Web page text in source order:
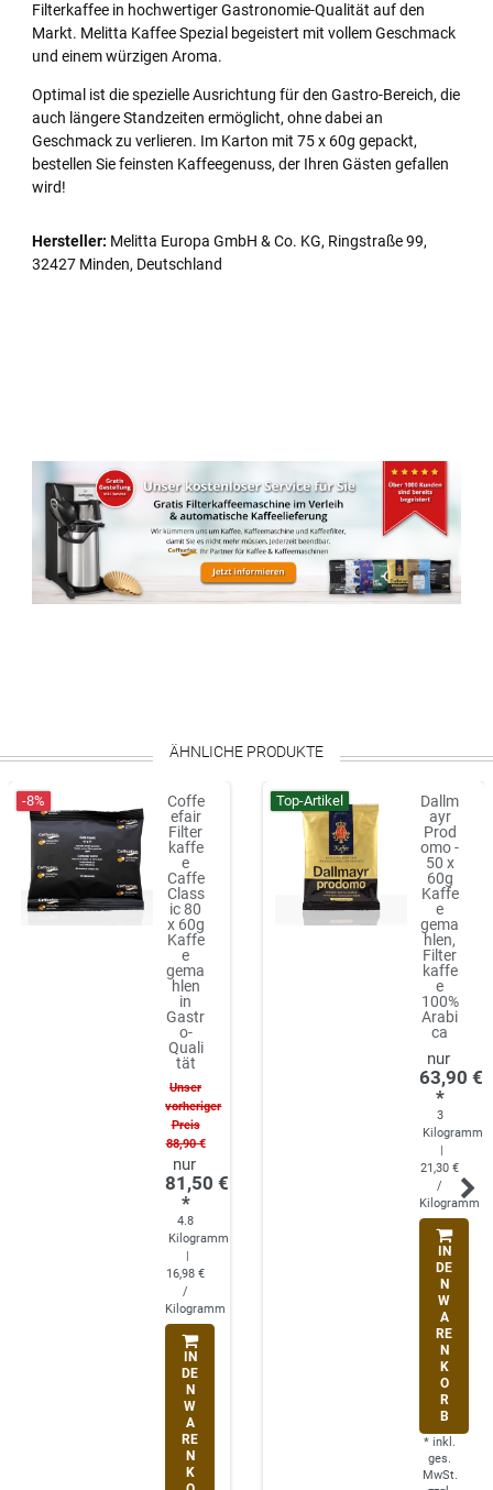
Filterkaffee in hochwertiger Gastronomie-Qualität auf den
Markt. Melitta Kaffee Spezial begeistert mit vollem Geschmack
und einem würzigen Aroma.
Optimal ist die spezielle Ausrichtung für den Gastro-Bereich, die
auch längere Standzeiten ermöglicht, ohne dabei an
Geschmack zu verlieren. Im Karton mit 75 x 60g gepackt,
bestellen Sie feinsten Kaffeegenuss, der Ihren Gästen gefallen
wird!
Hersteller: Melitta Europa GmbH & Co. KG, Ringstraße 99,
32427 Minden, Deutschland
ÄHNLICHE PRODUKTE
-8%
Coffe
efair
Filter
kaffe
e
Caffe
Class
ic 80
x 60g
Kaffe
e
gema
hlen
in
Gastr
o-
Quali
tät
Unser
vorheriger
Preis
88,90 €
81,50 €
*
4.8
Kilogramm
16,98 €
/
Kilogramm
IN
DE
N
W
A
RE
N
K
Top-Artikel
Dallm
ayr
Prod
omo -
50 x
60g
Kaffe
e
gema
hlen,
Filter
kaffe
e
100%
Arabi
ca
63,90 €
*
3
Kilogramm
21,30 €
/
Kilogramm
IN
DE
N
W
A
RE
N
K
O
R
B
* inkl.
ges.
MwSt.